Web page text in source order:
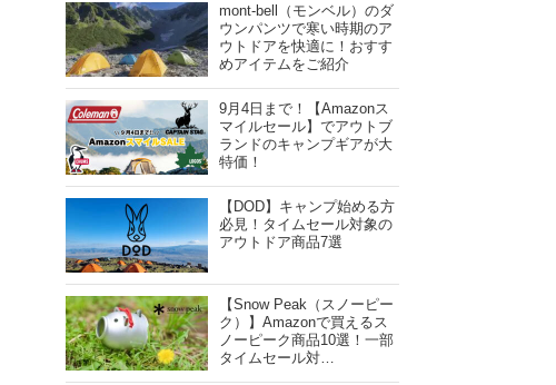
mont-bell（モンベル）のダ
ウンパンツで寒い時期のア
ウトドアを快適に！おすす
めアイテムをご紹介
9月4日まで！【Amazonス
マイルセール】でアウトブ
ランドのキャンプギアが大
特価！
【DOD】キャンプ始める方
必見！タイムセール対象の
アウトドア商品7選
【Snow Peak（スノーピー
ク）】Amazonで買えるス
ノーピーク商品10選！一部
タイムセール対…